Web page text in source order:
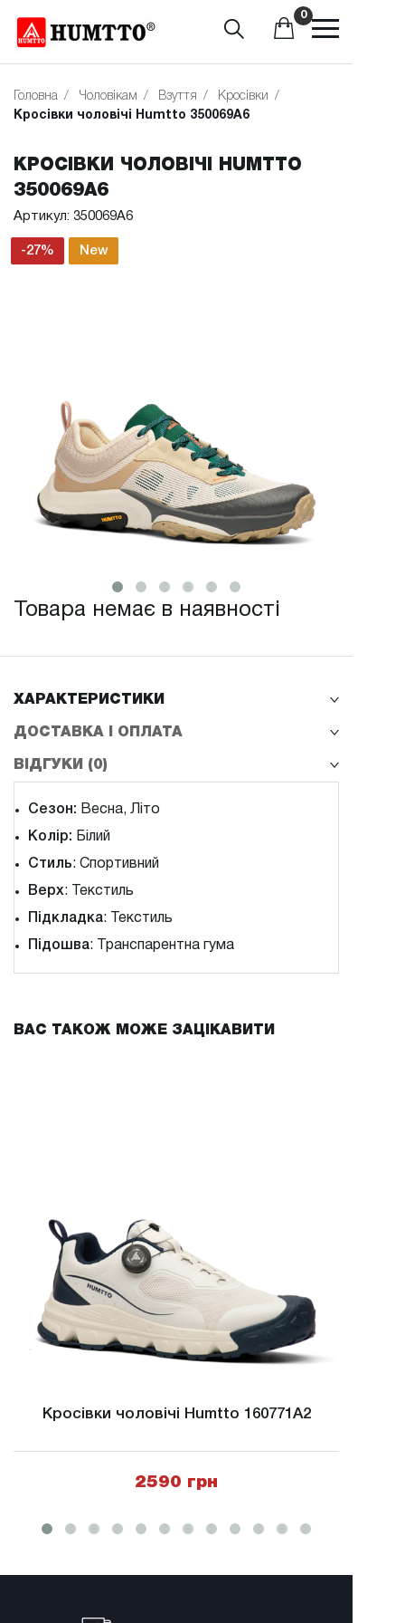
0
Головна / Чоловікам / Взуття / Кросівки
/
Кросівки чоловічі Humtto 350069A6
-27% New
КРОСІВКИ ЧОЛОВІЧІ HUMTTO
350069A6
Артикул: 350069A6
Товара немає в наявності
ХАРАКТЕРИСТИКИ
ДОСТАВКА І ОПЛАТА
ВІДГУКИ (0)
Сезон: Весна, Літо
Колір: Білий
Стиль: Спортивний
Верх: Текстиль
Підкладка: Текстиль
Підошва: Транспарентна гума
ВАС ТАКОЖ МОЖЕ ЗАЦІКАВИТИ
Кросівки чоловічі Humtto 160771A2
2590 грн